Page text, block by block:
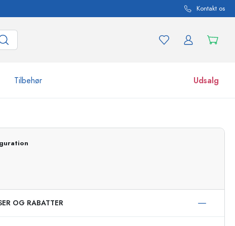
Kontakt os
Tilbehør Udsalg
Glas
OG RABATTER